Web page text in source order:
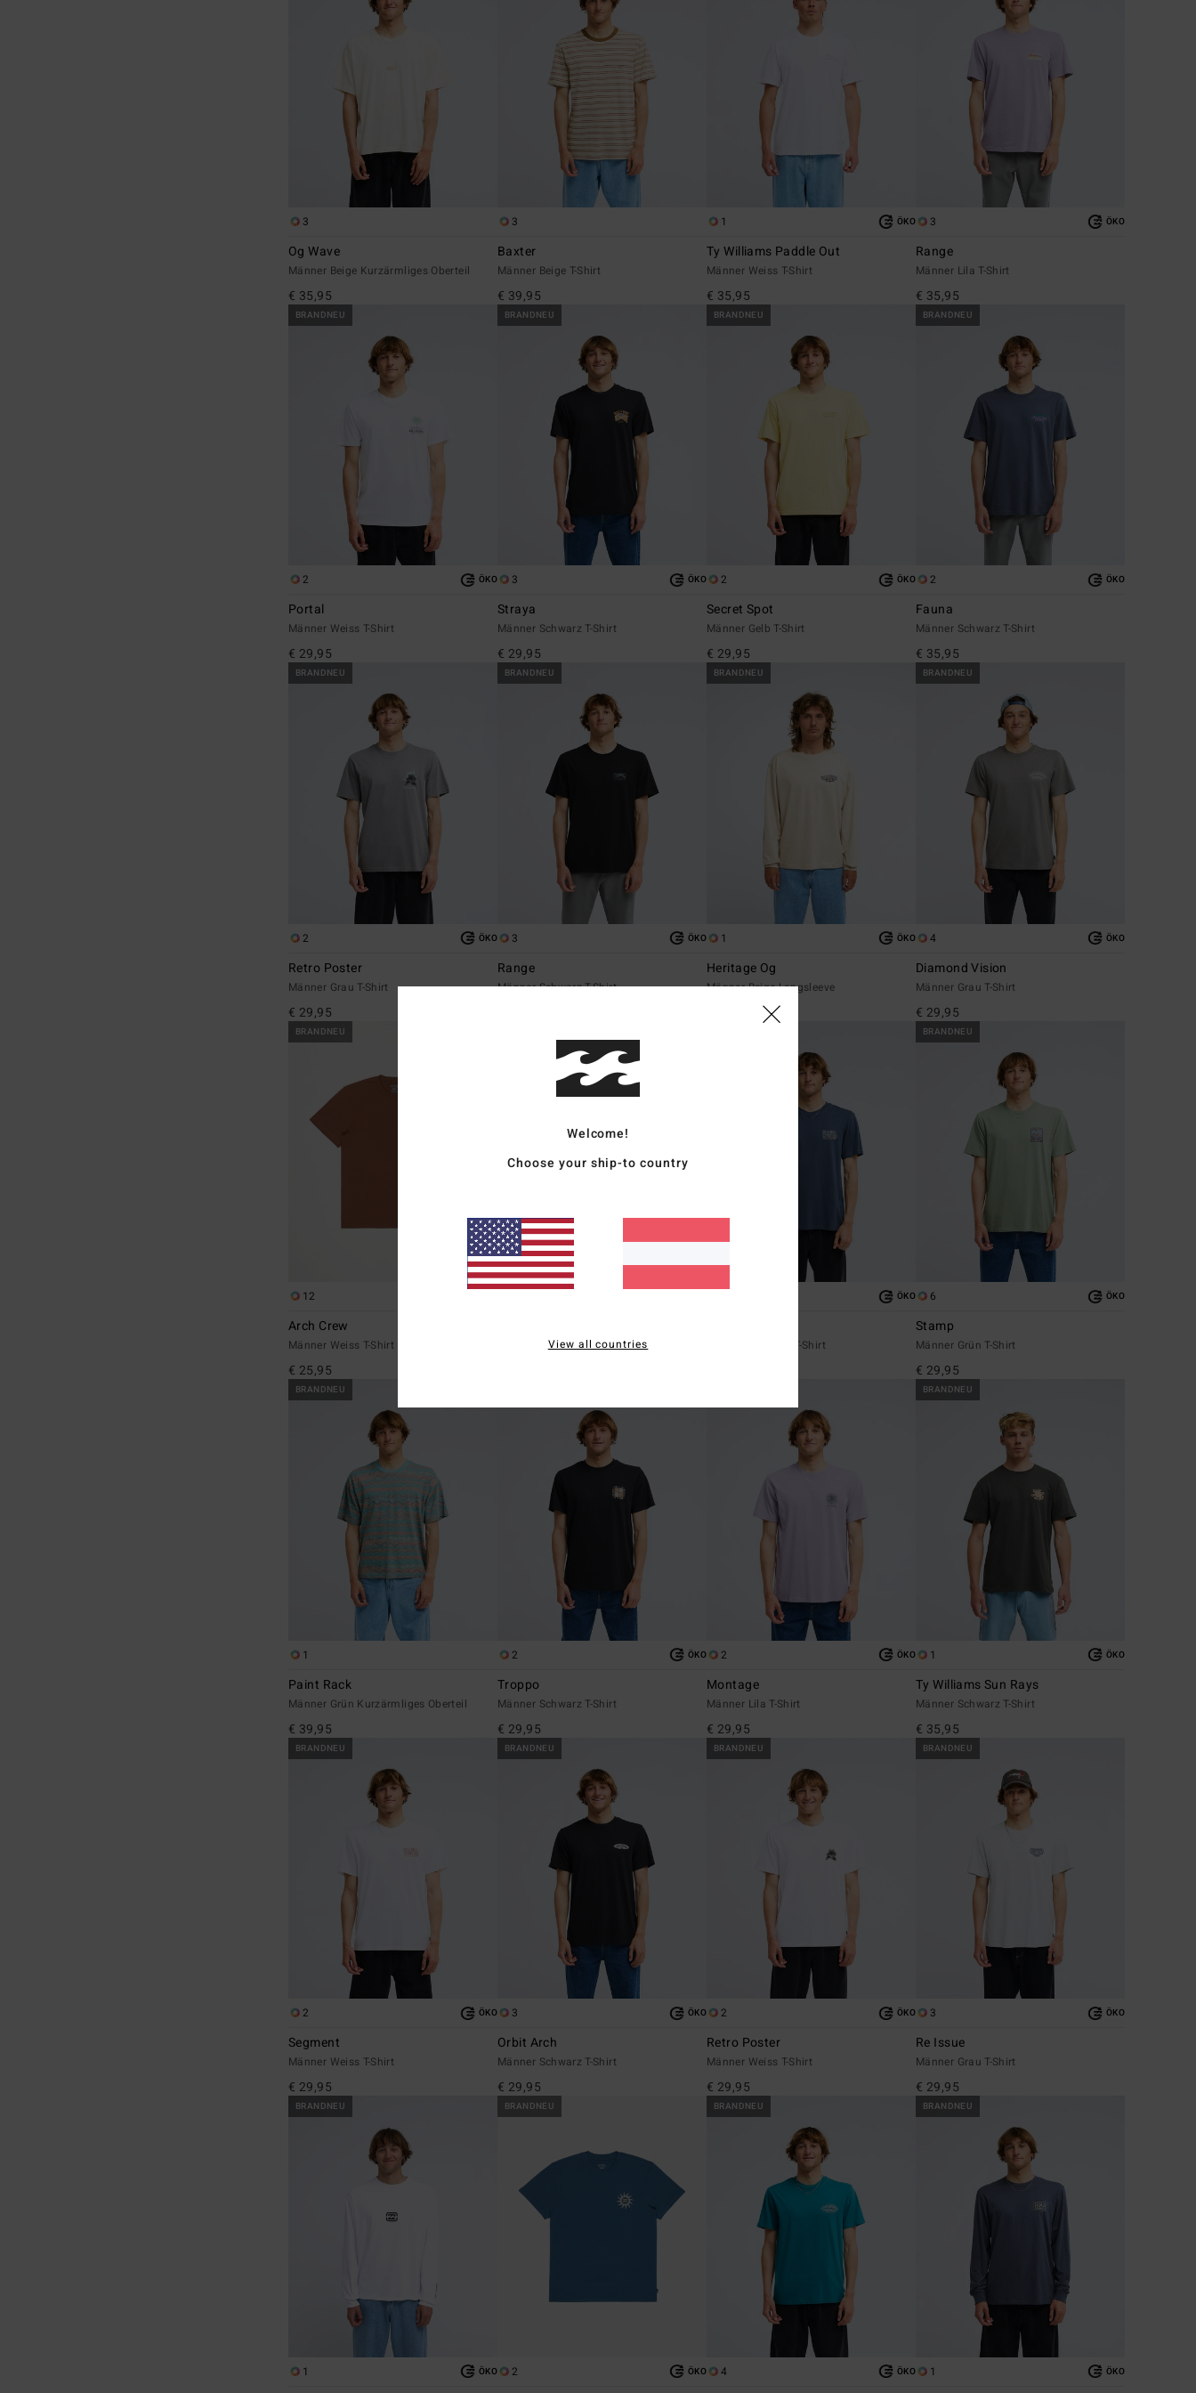
3
Og Wave
Männer Beige Kurzärmliges Oberteil
€ 35,95
3
Baxter
Männer Beige T-Shirt
€ 39,95
1 ÖKO
Ty Williams Paddle Out
Männer Weiss T-Shirt
€ 35,95
3 ÖKO
Range
Männer Lila T-Shirt
€ 35,95
BRANDNEU
2 ÖKO
Portal
Männer Weiss T-Shirt
€ 29,95
BRANDNEU
3 ÖKO
Straya
Männer Schwarz T-Shirt
€ 29,95
BRANDNEU
2 ÖKO
Secret Spot
Männer Gelb T-Shirt
€ 29,95
BRANDNEU
2 ÖKO
Fauna
Männer Schwarz T-Shirt
€ 35,95
BRANDNEU
2 ÖKO
Retro Poster
Männer Grau T-Shirt
€ 29,95
BRANDNEU
3 ÖKO
Range
Männer Schwarz T-Shirt
BRANDNEU
1 ÖKO
Heritage Og
Männer Beige Longsleeve
BRANDNEU
4 ÖKO
Diamond Vision
Männer Grau T-Shirt
€ 29,95
BRANDNEU
12
Arch Crew
Männer Weiss T-Shirt
€ 25,95
Männer Braun Kurzärmliges Oberteil
ÖKO
Männer Schwarz T-Shirt
BRANDNEU
6 ÖKO
Stamp
Männer Grün T-Shirt
€ 29,95
BRANDNEU
1
Paint Rack
Männer Grün Kurzärmliges Oberteil
€ 39,95
2 ÖKO
Troppo
Männer Schwarz T-Shirt
€ 29,95
2 ÖKO
Montage
Männer Lila T-Shirt
€ 29,95
BRANDNEU
1 ÖKO
Ty Williams Sun Rays
Männer Schwarz T-Shirt
€ 35,95
BRANDNEU
2 ÖKO
Segment
Männer Weiss T-Shirt
€ 29,95
BRANDNEU
3 ÖKO
Orbit Arch
Männer Schwarz T-Shirt
€ 29,95
BRANDNEU
2 ÖKO
Retro Poster
Männer Weiss T-Shirt
€ 29,95
BRANDNEU
3 ÖKO
Re Issue
Männer Grau T-Shirt
€ 29,95
BRANDNEU
1 ÖKO
BRANDNEU
2 ÖKO
BRANDNEU
4 ÖKO
BRANDNEU
1 ÖKO
Welcome!
Choose your ship-to country
View all countries